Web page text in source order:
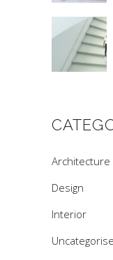
Architecture
Design
Interior